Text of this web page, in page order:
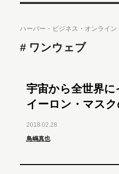
ハーバー・ビジネス・オンライン
ワンウェブ
宇宙から全世界
イーロン・マス
2018.02.28
鳥嶋真也